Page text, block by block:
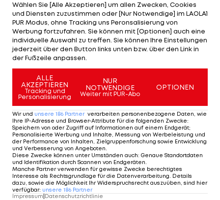
erneut die Tiroler durchAlexander Joppich, der
eine Kopfball-Verlängerung von Elvin Ibrisimovic
per Volley im kurzen Eck unterbringt (49.).
Sonderlich lange hält die Wacker-Führung
knapp außerhalb des Sechzehners aber nicht
(56.). Danach werden die Kapfenberger mit einem
stark getreten Freistoß von Okan Ekmekci, der nur
knapp am Pfosten vorbeisegelt, gefährlich (66.).
Eine Punkteteilung scheint bereits besiegelt, ehe
Stefan Meusburger eine Ecke via Kopf im Netz
unterbingt (87.).
In der Tabelle stößt Wacker (43 Punkte) damit an
Wählen Sie [Alle Akzeptieren] um allen Zwecken, Cookies
und Diensten zuzustimmen oder [Nur Notwendige] im LAOLA1
PUR Modus, ohne Tracking uns Peronsalisierung von
Werbung fortzufahren. Sie können mit [Optionen] auch eine
individuelle Auswahl zu treffen. Sie können Ihre Einstellungen
jederzeit über den Button links unten bzw. über den Link in
der Fußzeile anpassen.
ALLE
AKZEPTIEREN
Tracking und
Personalisierung
NUR
NOTWENDIGE
Weiter mit PUR-Abo
OPTIONEN
Wir und unsere 186 Partner verarbeiten personenbezogene Daten, wie
Ihre IP-Adresse und Browser-Attribute für die folgenden Zwecke:
Speichern von oder Zugriff auf Informationen auf einem Endgerät;
Personalisierte Werbung und Inhalte, Messung von Werbeleistung und
der Performance von Inhalten, Zielgruppenforschung sowie Entwicklung
und Verbesserung von Angeboten.
Diese Zwecke können unter Umständen auch: Genaue Standortdaten
und Identifikation durch Scannen von Endgeräten.
Manche Partner verwenden für gewisse Zwecke berechtigtes
Interesse als Rechtsgrundlage für die Datenverarbeitung. Details
dazu, sowie die Möglichkeit Ihr Widerspruchsrecht auszuüben, sind hier
verfügbar: unsere 186 Partner
Impressum Datenschutzrichtlinie